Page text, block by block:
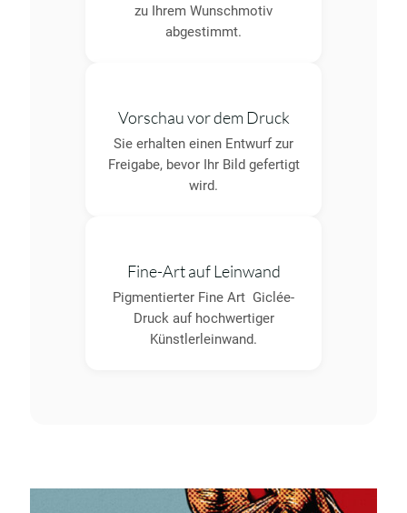
zu Ihrem Wunschmotiv
abgestimmt.
Vorschau vor dem Druck
Sie erhalten einen Entwurf zur
Freigabe, bevor Ihr Bild gefertigt
wird.
Fine-Art auf Leinwand
Pigmentierter Fine Art Giclée-
Druck auf hochwertiger
Künstlerleinwand.